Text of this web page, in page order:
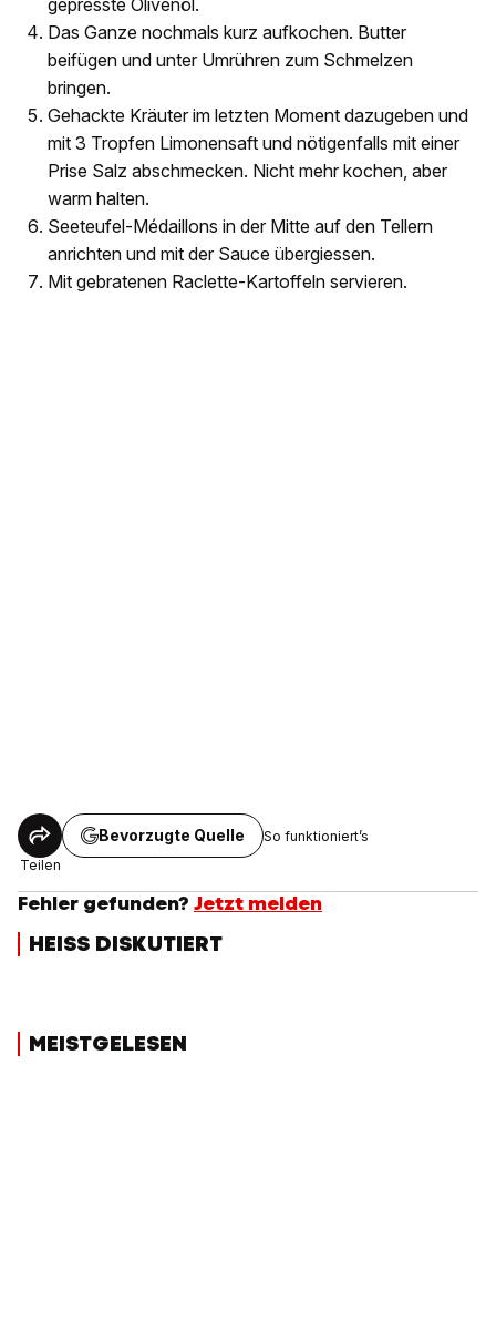
gepresste Olivenöl.
Das Ganze nochmals kurz aufkochen. Butter
beifügen und unter Umrühren zum Schmelzen
bringen.
Gehackte Kräuter im letzten Moment dazugeben und
mit 3 Tropfen Limonensaft und nötigenfalls mit einer
Prise Salz abschmecken. Nicht mehr kochen, aber
warm halten.
Seeteufel-Médaillons in der Mitte auf den Tellern
anrichten und mit der Sauce übergiessen.
Mit gebratenen Raclette-Kartoffeln servieren.
Teilen
Bevorzugte Quelle So funktioniert’s
Fehler gefunden? Jetzt melden
HEISS DISKUTIERT
MEISTGELESEN